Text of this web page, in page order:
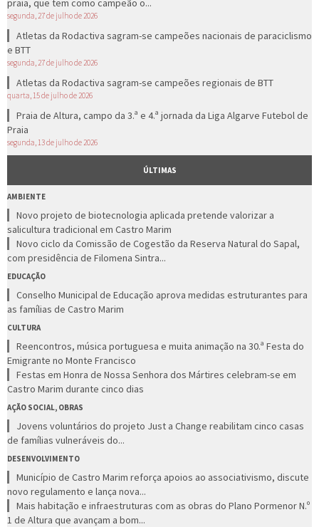
praia, que tem como campeão o...
segunda, 27 de julho de 2026
Atletas da Rodactiva sagram-se campeões nacionais de paraciclismo
e BTT
segunda, 27 de julho de 2026
Atletas da Rodactiva sagram-se campeões regionais de BTT
quarta, 15 de julho de 2026
Praia de Altura, campo da 3.ª e 4.ª jornada da Liga Algarve Futebol de
Praia
segunda, 13 de julho de 2026
ÚLTIMAS
AMBIENTE
Novo projeto de biotecnologia aplicada pretende valorizar a
salicultura tradicional em Castro Marim
Novo ciclo da Comissão de Cogestão da Reserva Natural do Sapal,
com presidência de Filomena Sintra...
EDUCAÇÃO
Conselho Municipal de Educação aprova medidas estruturantes para
as famílias de Castro Marim
CULTURA
Reencontros, música portuguesa e muita animação na 30.ª Festa do
Emigrante no Monte Francisco
Festas em Honra de Nossa Senhora dos Mártires celebram-se em
Castro Marim durante cinco dias
AÇÃO SOCIAL, OBRAS
Jovens voluntários do projeto Just a Change reabilitam cinco casas
de famílias vulneráveis do...
DESENVOLVIMENTO
Município de Castro Marim reforça apoios ao associativismo, discute
novo regulamento e lança nova...
Mais habitação e infraestruturas com as obras do Plano Pormenor N.º
1 de Altura que avançam a bom...